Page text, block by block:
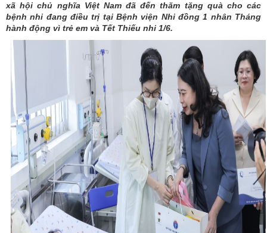
xã hội chủ nghĩa Việt Nam đã đến thăm tặng quà cho các
bệnh nhi đang điều trị tại Bệnh viện Nhi đồng 1 nhân Tháng
hành động vì trẻ em và Tết Thiếu nhi 1/6.